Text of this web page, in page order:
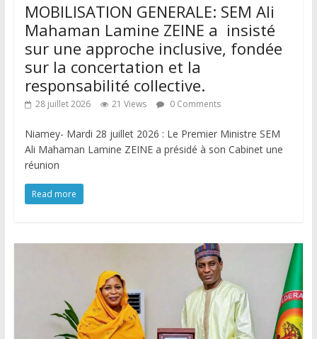
MOBILISATION GENERALE: SEM Ali
Mahaman Lamine ZEINE a insisté
sur une approche inclusive, fondée
sur la concertation et la
responsabilité collective.
28 juillet 2026 21 Views 0 Comments
Niamey- Mardi 28 juillet 2026 : Le Premier Ministre SEM
Ali Mahaman Lamine ZEINE a présidé à son Cabinet une
réunion
Read more